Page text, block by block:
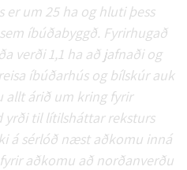
um 25 ha og hluti þess
íbúðabyggð. Fyrirhugað
verði 1,1 ha að jafnaði og
íbúðarhús og bílskúr auk
allt árið um kring fyrir
yrði til lítilsháttar reksturs
á sérlóð næst aðkomu inná
aðkomu að norðanverðu